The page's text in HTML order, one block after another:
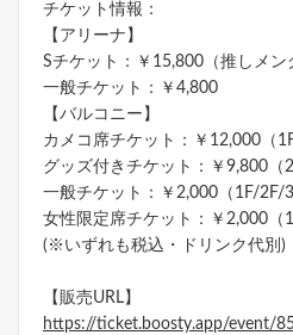
チケット情報：
【アリーナ】
Sチケット：￥15,800（推しメン
一般チケット：￥4,800
【バルコニー】
カメコ席チケット：￥12,000（
グッズ付きチケット：￥9,800（
一般チケット：￥2,000（1F/2F/
女性限定席チケット：￥2,000（
(※いずれも税込・ドリンク代別)
【販売URL】
https://ticket.boosty.app/event/